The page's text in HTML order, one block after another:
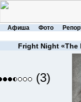
Афиша Фото
Fright Night «The
(3)